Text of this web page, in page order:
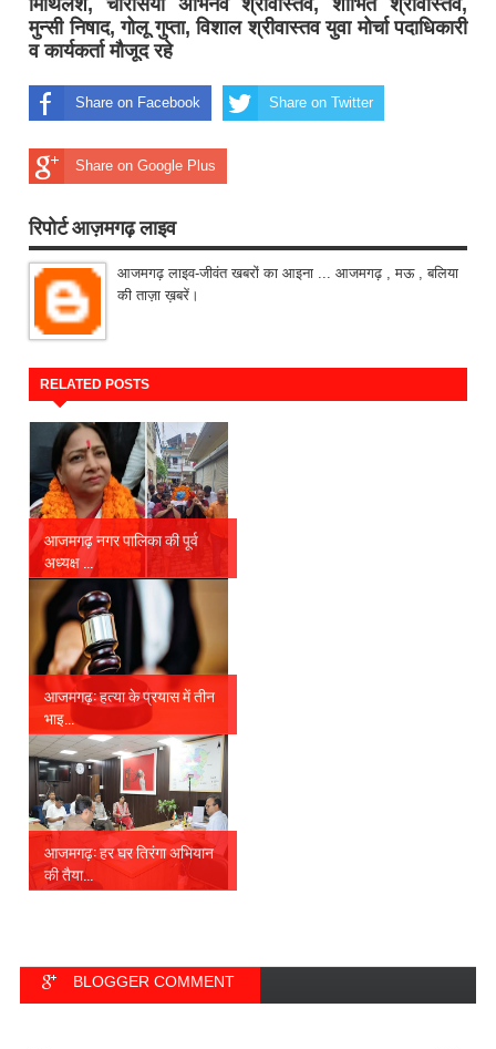
मिथिलेश, चौरसिया अभिनव श्रीवास्तव, शोभित श्रीवास्तव,
मुन्सी निषाद, गोलू गुप्ता, विशाल श्रीवास्तव युवा मोर्चा पदाधिकारी
व कार्यकर्ता मौजूद रहे
Share on Facebook Share on Twitter
Share on Google Plus
रिपोर्ट आज़मगढ़ लाइव
आजमगढ़ लाइव-जीवंत खबरों का आइना ... आजमगढ़ , मऊ , बलिया
की ताज़ा ख़बरें।
RELATED POSTS
आजमगढ़ नगर पालिका की पूर्व
अध्यक्ष ...
आजमगढ़: हत्या के प्रयास में तीन
भाइ...
आजमगढ़: हर घर तिरंगा अभियान
की तैया...
BLOGGER COMMENT